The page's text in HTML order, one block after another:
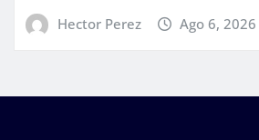
Hector Perez Ago 6, 2026